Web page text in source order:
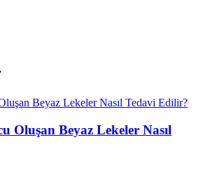
Oluşan Beyaz Lekeler Nasıl